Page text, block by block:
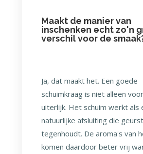
Maakt de manier van
inschenken echt zo'n
verschil voor de
Ja, dat maakt het. Een goede
schuimkraag is niet alleen
uiterlijk. Het schuim werkt als
natuurlijke afsluiting die
tegenhoudt. De aroma's van
komen daardoor beter vrij